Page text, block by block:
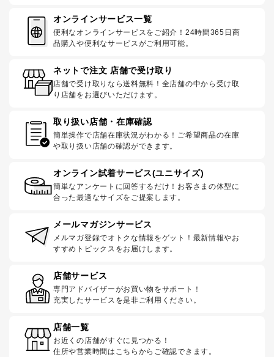
オンラインサービス一覧
便利なオンラインサービスをご紹介！24時間365日商
品購入や便利なサービスがご利用可能。
ネットで注文 店舗で受け取り
店舗で受け取りなら送料無料！全店舗の中から受け取
り店舗をお選びいただけます。
取り扱い店舗・在庫確認
簡単操作で店舗在庫状況がわかる！ご希望商品の在庫
や取り扱い店舗の確認ができます。
オンライン試着サービス(ユニサイズ)
簡単なアンケートに回答するだけ！お客さまの体型に
合った最適なサイズをご提案します。
メールマガジンサービス
メルマガ登録でオトクな情報をゲット！最新情報やお
すすめトピックスをお届けします。
店舗サービス
専門アドバイザーがお買い物をサポート！
充実したサービスを是非ご利用ください。
店舗一覧
お近くの店舗がすぐに見つかる！
住所や営業時間はこちらからご確認できます。